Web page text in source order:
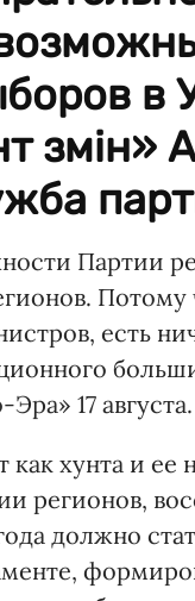
в
змін»
Партии
Потому
есть
17 августа.
как хунта и
регионов,
должно